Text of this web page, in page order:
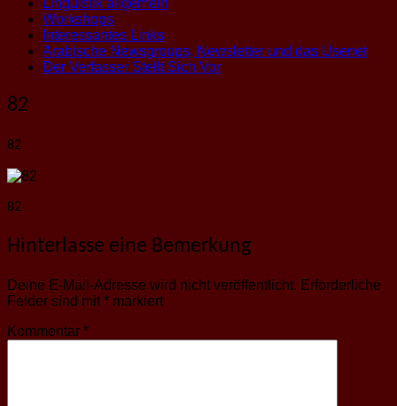
Linguistik allgemein
Workshops
Interessantes Links
Arabische Newsgroups, Newsletter und das Usenet
Der Verfasser Stellt Sich Vor
82
82
82
Hinterlasse eine Bemerkung
Deine E-Mail-Adresse wird nicht veröffentlicht. Erforderliche
Felder sind mit * markiert
Kommentar *